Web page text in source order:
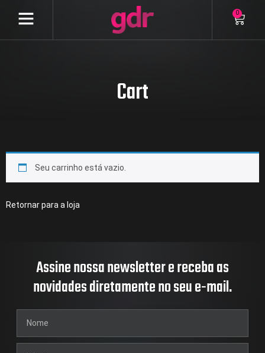
0
Cart
Seu carrinho está vazio.
Retornar para a loja
Assine nossa newsletter e receba as
novidades diretamente no seu e-mail.